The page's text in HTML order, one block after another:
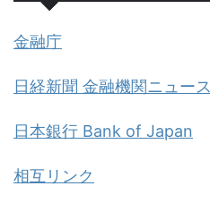
金融庁
日経新聞 金融機関ニュース
日本銀行 Bank of Japan
相互リンク